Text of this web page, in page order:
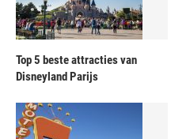
Top 5 beste attracties van
Disneyland Parijs